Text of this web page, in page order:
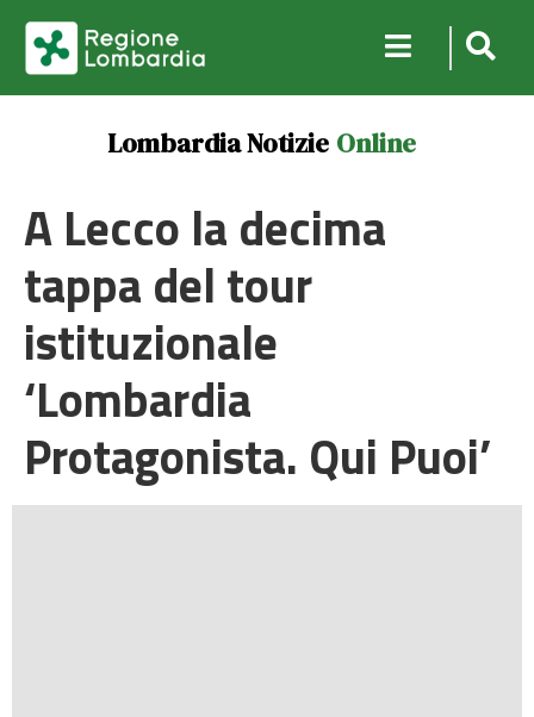
Lombardia Notizie Online
A Lecco la decima
tappa del tour
istituzionale
‘Lombardia
Protagonista. Qui Puoi’